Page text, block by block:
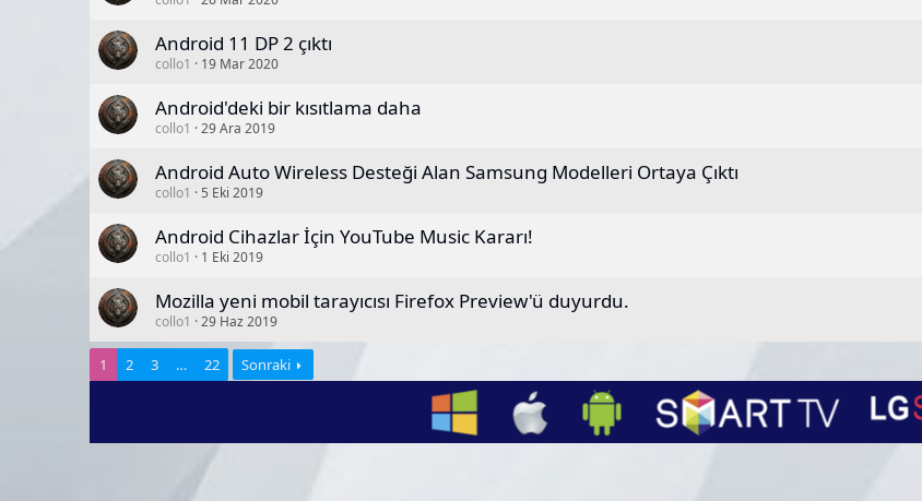
Android 11 DP 2 çıktı
collo1 19 Mar 2020
Android'deki bir kısıtlama daha
collo1 29 Ara 2019
Android Auto Wireless Desteği Alan Samsung Modelleri Ortaya Çıktı
collo1 5 Eki 2019
Android Cihazlar İçin YouTube Music Kararı!
collo1 1 Eki 2019
Mozilla yeni mobil tarayıcısı Firefox Preview'ü duyurdu.
collo1 29 Haz 2019
1 2 3 … 22 Sonraki